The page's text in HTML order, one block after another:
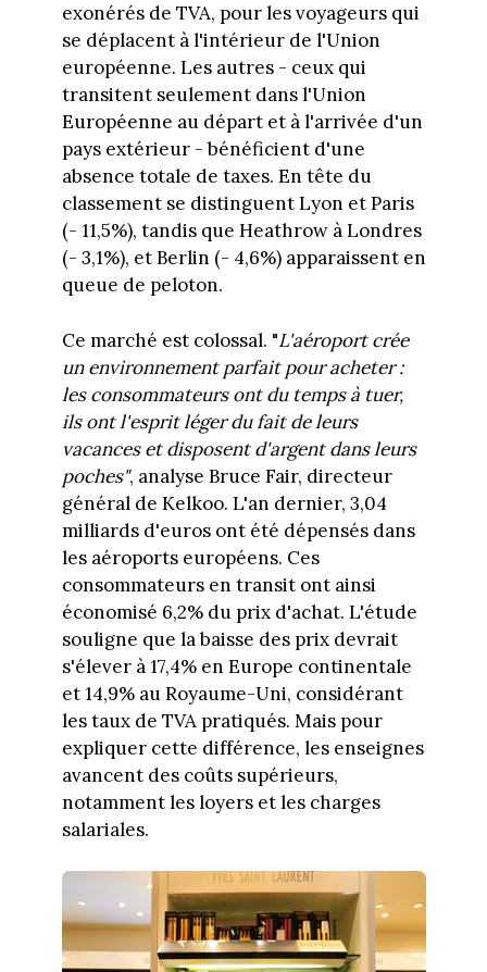
exonérés de TVA, pour les voyageurs qui
se déplacent à l'intérieur de l'Union
européenne. Les autres - ceux qui
transitent seulement dans l'Union
Européenne au départ et à l'arrivée d'un
pays extérieur - bénéficient d'une
absence totale de taxes. En tête du
classement se distinguent Lyon et Paris
(- 11,5%), tandis que Heathrow à Londres
(- 3,1%), et Berlin (- 4,6%) apparaissent en
queue de peloton.
Ce marché est colossal. "L'aéroport crée
un environnement parfait pour acheter :
les consommateurs ont du temps à tuer,
ils ont l'esprit léger du fait de leurs
vacances et disposent d'argent dans leurs
poches", analyse Bruce Fair, directeur
général de Kelkoo. L'an dernier, 3,04
milliards d'euros ont été dépensés dans
les aéroports européens. Ces
consommateurs en transit ont ainsi
économisé 6,2% du prix d'achat. L'étude
souligne que la baisse des prix devrait
s'élever à 17,4% en Europe continentale
et 14,9% au Royaume-Uni, considérant
les taux de TVA pratiqués. Mais pour
expliquer cette différence, les enseignes
avancent des coûts supérieurs,
notamment les loyers et les charges
salariales.